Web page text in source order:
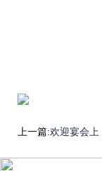
上一篇:欢迎宴会上